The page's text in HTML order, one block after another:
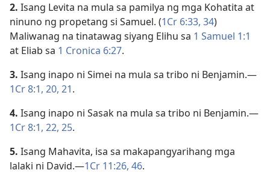
2. Isang Levita na mula sa pamilya ng mga Kohatita at
ninuno ng propetang si Samuel. (1Cr 6:33, 34)
Maliwanag na tinatawag siyang Elihu sa 1 Samuel 1:1
at Eliab sa 1 Cronica 6:27.
3. Isang inapo ni Simei na mula sa tribo ni Benjamin.​—
1Cr 8:1, 20, 21.
4. Isang inapo ni Sasak na mula sa tribo ni Benjamin.​—
1Cr 8:1, 22, 25.
5. Isang Mahavita, isa sa makapangyarihang mga
lalaki ni David.​—1Cr 11:26, 46.